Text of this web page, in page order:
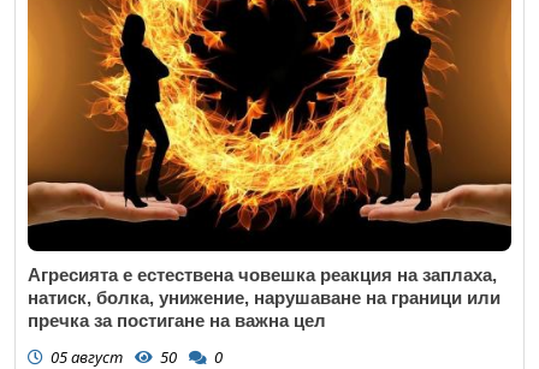
Агресията е естествена човешка реакция на заплаха,
натиск, болка, унижение, нарушаване на граници или
пречка за постигане на важна цел
05 август 50 0